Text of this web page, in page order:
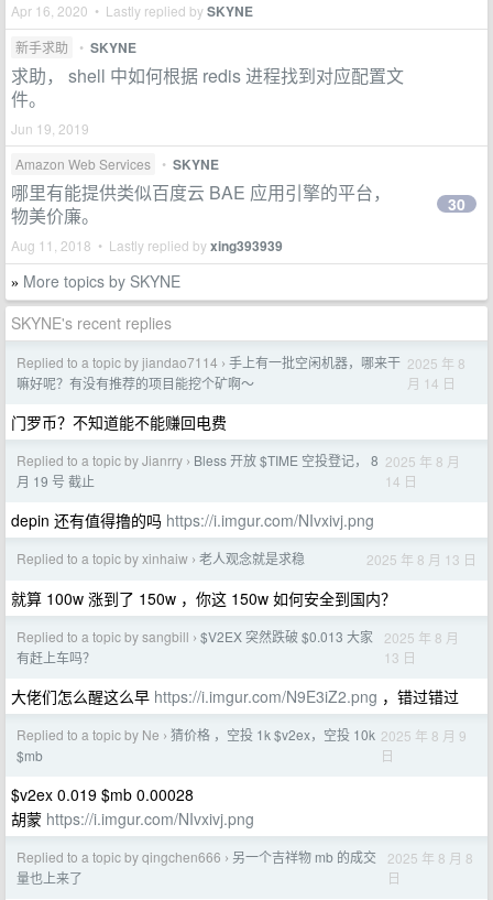
Apr 16, 2020 • Lastly replied bySKYNE
新手求助 • SKYNE
求助， shell 中如何根据 redis 进程找到对应配置文
件。
Jun 19, 2019
Amazon Web Services
• SKYNE
哪里有能提供类似百度云 BAE 应用引擎的平台，
物美价廉。
Aug 11, 2018 • Lastly replied byxing393939
30
» More topics by SKYNE
SKYNE's recent replies
Replied to a topic by jiandao7114 › 手上有一批空闲机器，哪来干
嘛好呢？有没有推荐的项目能挖个矿啊～
2025 年 8
月 14 日
门罗币？不知道能不能赚回电费
Replied to a topic by Jianrry › Bless 开放 $TIME 空投登记， 8
月 19 号 截止
2025 年 8 月
14 日
depin 还有值得撸的吗 https://i.imgur.com/NIvxivj.png
Replied to a topic by xinhaiw › 老人观念就是求稳 2025 年 8 月 13 日
就算 100w 涨到了 150w ，你这 150w 如何安全到国内？
Replied to a topic by sangbill › $V2EX 突然跌破 $0.013 大家
有赶上车吗？
2025 年 8 月
13 日
大佬们怎么醒这么早 https://i.imgur.com/N9E3iZ2.png ，错过错过
Replied to a topic by Ne › 猜价格 ，空投 1k $v2ex，空投 10k
$mb
2025 年 8 月 9
日
$v2ex 0.019 $mb 0.00028
胡蒙 https://i.imgur.com/NIvxivj.png
Replied to a topic by qingchen666 › 另一个吉祥物 mb 的成交
量也上来了
2025 年 8 月 8
日